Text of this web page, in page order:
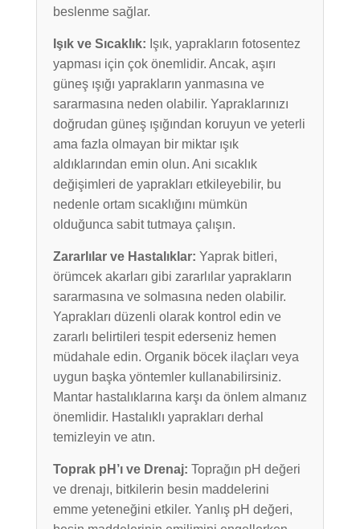
beslenme sağlar.
Işık ve Sıcaklık: Işık, yaprakların fotosentez
yapması için çok önemlidir. Ancak, aşırı
güneş ışığı yaprakların yanmasına ve
sararmasına neden olabilir. Yapraklarınızı
doğrudan güneş ışığından koruyun ve yeterli
ama fazla olmayan bir miktar ışık
aldıklarından emin olun. Ani sıcaklık
değişimleri de yaprakları etkileyebilir, bu
nedenle ortam sıcaklığını mümkün
olduğunca sabit tutmaya çalışın.
Zararlılar ve Hastalıklar: Yaprak bitleri,
örümcek akarları gibi zararlılar yaprakların
sararmasına ve solmasına neden olabilir.
Yaprakları düzenli olarak kontrol edin ve
zararlı belirtileri tespit ederseniz hemen
müdahale edin. Organik böcek ilaçları veya
uygun başka yöntemler kullanabilirsiniz.
Mantar hastalıklarına karşı da önlem almanız
önemlidir. Hastalıklı yaprakları derhal
temizleyin ve atın.
Toprak pH’ı ve Drenaj: Toprağın pH değeri
ve drenajı, bitkilerin besin maddelerini
emme yeteneğini etkiler. Yanlış pH değeri,